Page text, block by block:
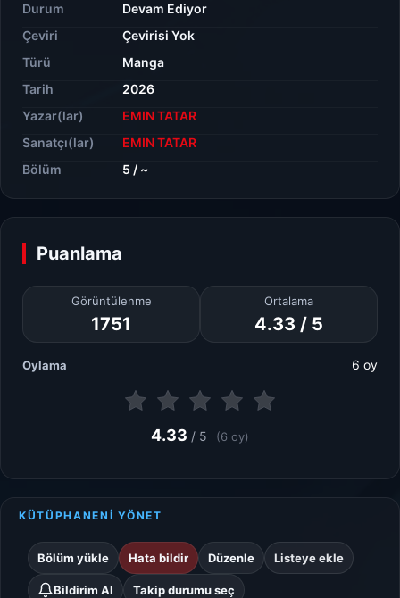
KÜTÜPHANENİ YÖNET
Bölüm yükle Hata bildir Düzenle Listeye ekle
Bildirim Al Takip durumu seç
Durum
Devam Ediyor
Çeviri
Çevirisi Yok
Türü
Manga
Tarih
2026
Yazar(lar)
EMIN TATAR
Sanatçı(lar)
EMIN TATAR
Bölüm
5 / ~
Puanlama
Görüntülenme
1751
Ortalama
4.33 / 5
Oylama 6 oy
4.33 / 5 (6 oy)